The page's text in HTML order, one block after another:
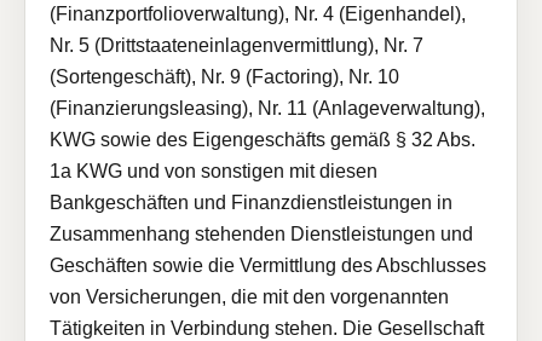
(Finanzportfolioverwaltung), Nr. 4 (Eigenhandel),
Nr. 5 (Drittstaateneinlagenvermittlung), Nr. 7
(Sortengeschäft), Nr. 9 (Factoring), Nr. 10
(Finanzierungsleasing), Nr. 11 (Anlageverwaltung),
KWG sowie des Eigengeschäfts gemäß § 32 Abs.
1a KWG und von sonstigen mit diesen
Bankgeschäften und Finanzdienstleistungen in
Zusammenhang stehenden Dienstleistungen und
Geschäften sowie die Vermittlung des Abschlusses
von Versicherungen, die mit den vorgenannten
Tätigkeiten in Verbindung stehen. Die Gesellschaft